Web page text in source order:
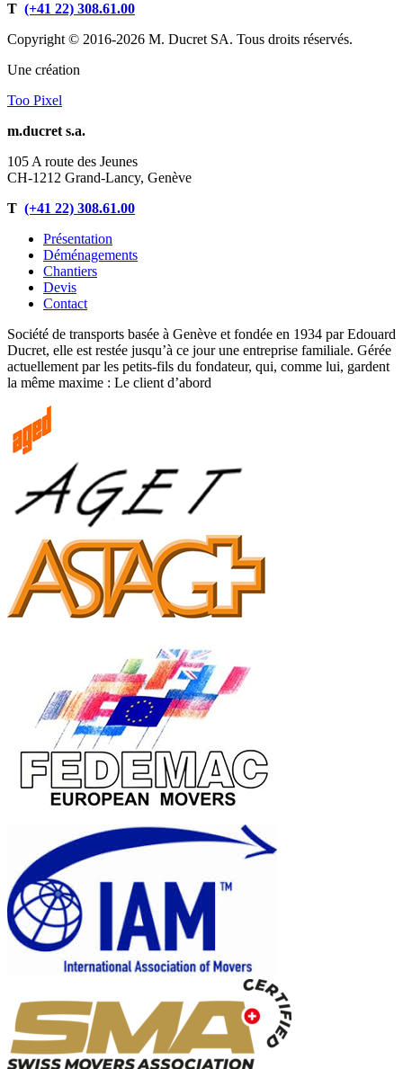
T (+41 22) 308.61.00
Copyright © 2016-2026 M. Ducret SA. Tous droits réservés.
Une création
Too Pixel
m.ducret s.a.
105 A route des Jeunes
CH-1212 Grand-Lancy, Genève
T (+41 22) 308.61.00
Présentation
Déménagements
Chantiers
Devis
Contact
Société de transports basée à Genève et fondée en 1934 par Edouard
Ducret, elle est restée jusqu’à ce jour une entreprise familiale. Gérée
actuellement par les petits-fils du fondateur, qui, comme lui, gardent
la même maxime : Le client d’abord